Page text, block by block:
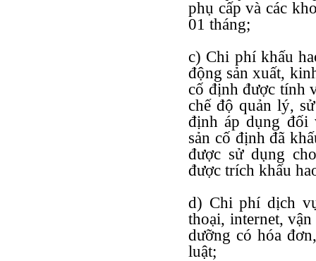
phụ cấp và các
01 tháng;
c) Chi phí khấu
động sản xuất,
cố định được tính
chế độ quản lý,
định áp dụng đối
sản cố định đã
được sử dụng
được trích khấu
d) Chi phí dịch
thoại, internet,
dưỡng có hóa
luật;